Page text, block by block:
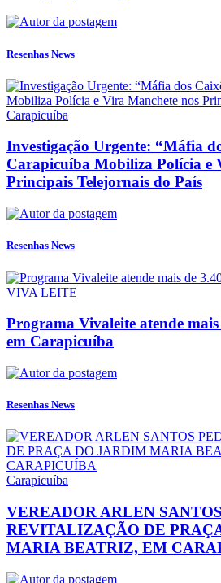
Resenhas News
Carapicuíba
Investigação Urgente: “Máfia
Carapicuíba Mobiliza Polícia e
Principais Telejornais do País
Resenhas News
VIVA LEITE
Programa Vivaleite atende
em Carapicuíba
Resenhas News
Carapicuíba
VEREADOR ARLEN
REVITALIZAÇÃO DE
MARIA BEATRIZ, EM